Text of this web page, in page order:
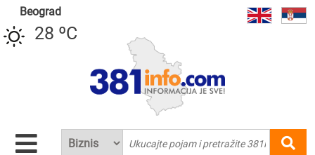
Beograd
28 ºC